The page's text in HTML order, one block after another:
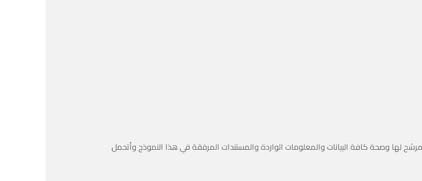
لها وصحة كافة البيانات والمعلومات الواردة والمستندات المرفقة في هذا النموذج وأتحمل